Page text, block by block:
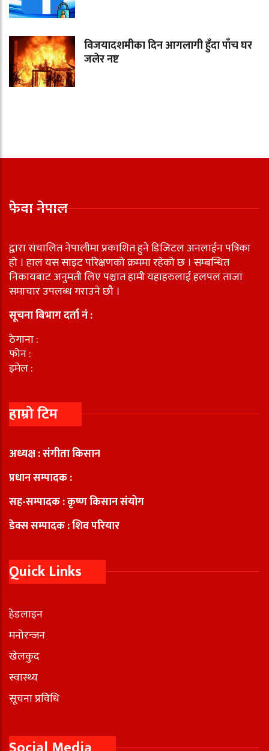
विजयादशमीका दिन आगलागी हुँदा पाँच घर
जलेर नष्ट
फेवा नेपाल
द्वारा संचालित नेपालीमा प्रकाशित हुने डिजिटल अनलाईन पत्रिका
हो । हाल यस साइट परिक्षणको क्रममा रहेको छ । सम्बन्धित
निकायबाट अनुमती लिए पश्चात हामी यहाहरुलाई हलपल ताजा
समाचार उपलब्ध गराउने छौ ।
सूचना बिभाग दर्ता नं :
ठेगाना :
फोन :
इमेल :
हाम्रो टिम
अध्यक्ष : संगीता किसान
प्रधान सम्पादक :
सह-सम्पादक : कृष्ण किसान संयोग
डेक्स सम्पादक : शिव परियार
Quick Links
हेडलाइन
मनोरन्जन
खेलकुद
स्वास्थ्य
सूचना प्रविधि